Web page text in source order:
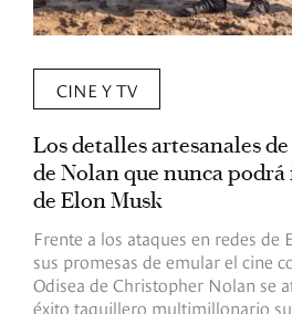
CINE Y TV
Los detalles artesanales de
de Nolan que nunca
de Elon Musk
Frente a los ataques en redes de
sus promesas de emular el cine
Odisea de Christopher Nolan se
éxito taquillero multimillonario